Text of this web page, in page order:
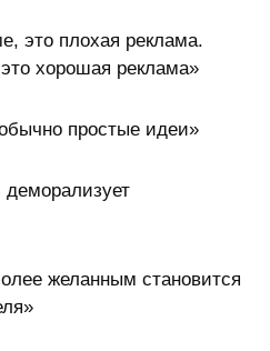
это плохая реклама.
хорошая реклама»
простые идеи»
желанным становится